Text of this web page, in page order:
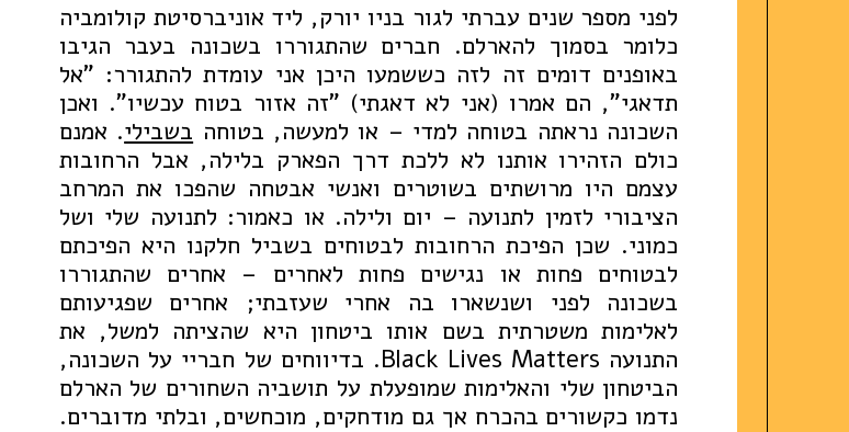
לפני מספר שנים עברתי לגור בניו יורק, ליד אוניברסיטת קולומביה
כלומר בסמוך להארלם. חברים שהתגוררו בשכונה בעבר הגיבו
באופנים דומים זה לזה כששמעו היכן אני עומדת להתגורר: "אל
תדאגי", הם אמרו (אני לא דאגתי) "זה אזור בטוח עכשיו". ואכן
השכונה נראתה בטוחה למדי – או למעשה, בטוחה בשבילי. אמנם
כולם הזהירו אותנו לא ללכת דרך הפארק בלילה, אבל הרחובות
עצמם היו מרושתים בשוטרים ואנשי אבטחה שהפכו את המרחב
הציבורי לזמין לתנועה – יום ולילה. או כאמור: לתנועה שלי ושל
כמוני. שכן הפיכת הרחובות לבטוחים בשביל חלקנו היא הפיכתם
לבטוחים פחות או נגישים פחות לאחרים – אחרים שהתגוררו
בשכונה לפני ושנשארו בה אחרי שעזבתי; אחרים שפגיעותם
לאלימות משטרתית בשם אותו ביטחון היא שהציתה למשל, את
התנועה Black Lives Matters. בדיווחים של חבריי על השכונה,
הביטחון שלי והאלימות שמופעלת על תושביה השחורים של הארלם
נדמו כקשורים בהכרח אך גם מודחקים, מוכחשים, ובלתי מדוברים.